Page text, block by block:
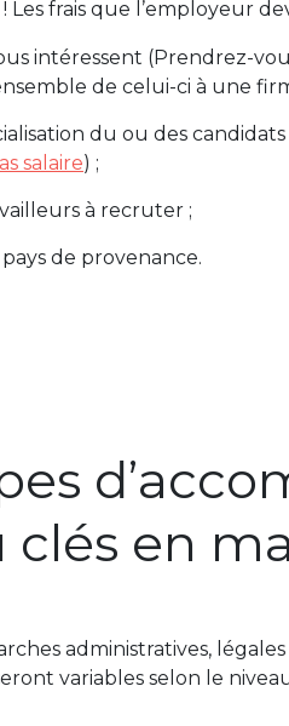
Les frais que l’employeur
intéressent (Prendrez-
de celui-ci à une
du ou des
salaire) ;
à recruter ;
de provenance.
clés en
administratives,
variables selon le